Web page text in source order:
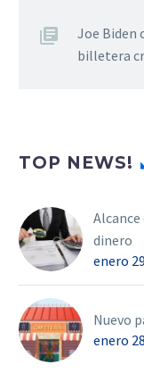
Joe Biden
billetera
TOP NEWS!
dinero
enero
Nuevo
enero